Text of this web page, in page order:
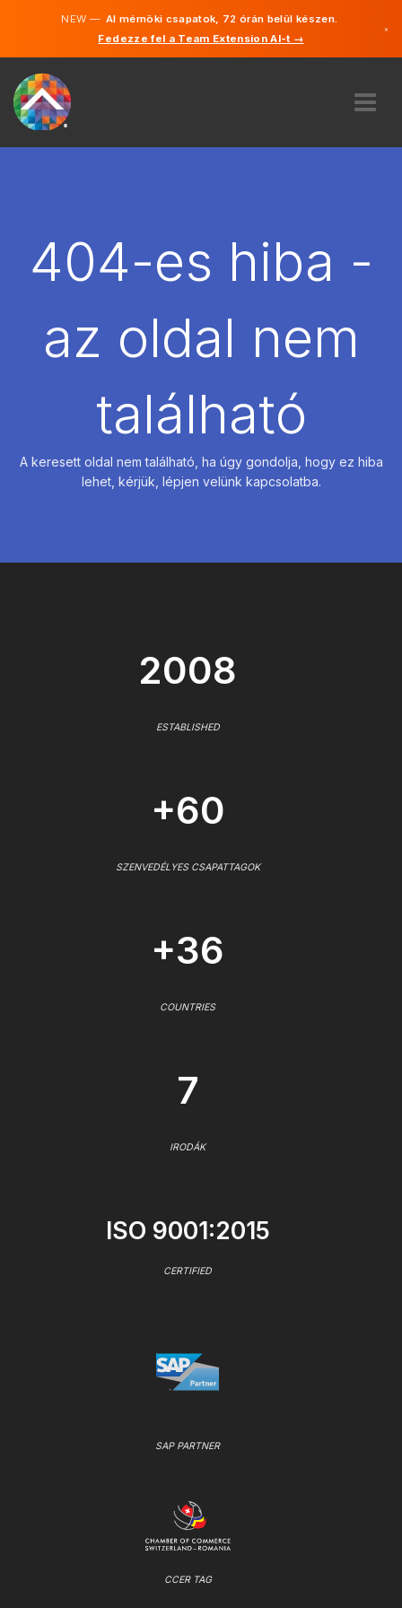
NEW —AI mérnöki csapatok, 72 órán belül készen.
Fedezze fel a Team Extension AI-t →
×
BÉREL
404-es hiba -
az oldal nem
található
A keresett oldal nem található, ha úgy gondolja, hogy ez hiba
lehet, kérjük, lépjen velünk kapcsolatba.
2008
ESTABLISHED
+60
SZENVEDÉLYES CSAPATTAGOK
+36
COUNTRIES
7
IRODÁK
ISO 9001:2015
CERTIFIED
SAP PARTNER
CCER TAG